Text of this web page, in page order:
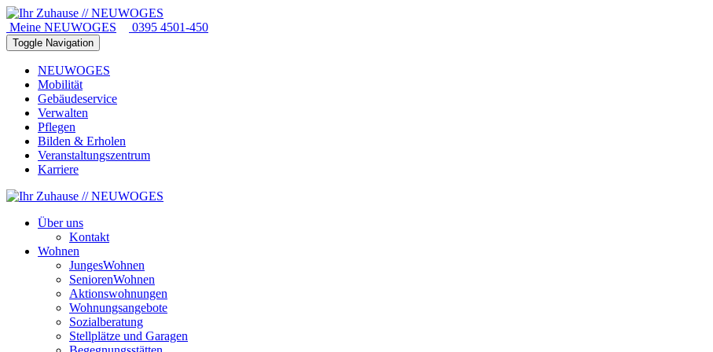
Meine NEUWOGES 0395 4501-450
Toggle Navigation
NEUWOGES
Mobilität
Gebäudeservice
Verwalten
Pflegen
Bilden & Erholen
Veranstaltungszentrum
Karriere
Über uns
Kontakt
Wohnen
JungesWohnen
SeniorenWohnen
Aktionswohnungen
Wohnungsangebote
Sozialberatung
Stellplätze und Garagen